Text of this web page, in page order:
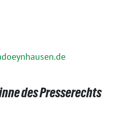
des Presserechts